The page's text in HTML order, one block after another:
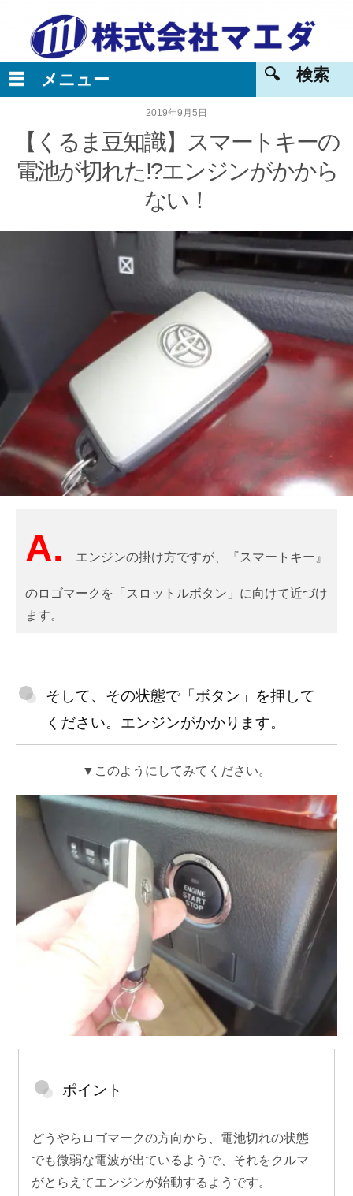
2019年9月5日
【くるま豆知識】スマートキーの
電池が切れた!?エンジンがかから
ない！
A. エンジンの掛け方ですが、『スマートキー』
のロゴマークを「スロットルボタン」に向けて近づけ
ます。
そして、その状態で「ボタン」を押して
ください。エンジンがかかります。
▼このようにしてみてください。
ポイント
どうやらロゴマークの方向から、電池切れの状態
でも微弱な電波が出ているようで、それをクルマ
がとらえてエンジンが始動するようです。